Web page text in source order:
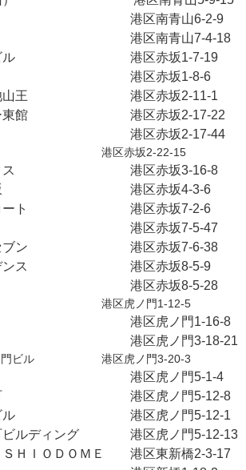
　　　　　　　　　　　港区南
　　　　　　　　　　　港区南
ビル　　　　　　　　　港区
　　　　　　　　　港区赤坂1-8-6
池山王　　　　　　　　港区
ー東館　　　　　　　　港区赤
　　　　　　　　　　　港区赤
　　　　　　　　港区赤坂2-22-15
クス　　　　　　　　　港区
坂　　　　　　　　　　港区赤
コート　　　　　　　　港区赤
　　　　　　　　　　　港区赤坂
セブン　　　　　　　　港区赤坂
デンス　　　　　　　　港区赤
　　　　　　　　　　　港区赤坂
　　　　　　　　港区虎ノ門1-12-5
　　　　　　　　　　　港区虎ノ門
　　　　　　　　　　港区虎ノ門3-
ビル　　　　　　港区虎ノ門3-20-3
　　　　　　　　　　　港区虎ノ
町　　　　　　　　　　港区虎ノ門
ビル　　　　　　　　　港区虎ノ門
ビルディング　　　　港区虎ノ門5-
　ＳＨＩＯＤＯＭＥ　　港区東新橋